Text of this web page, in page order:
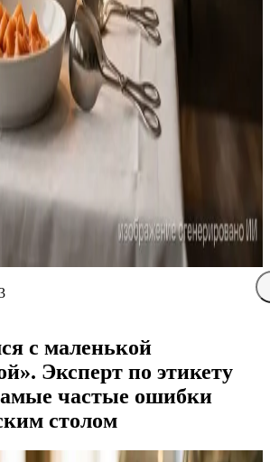
с маленькой
Эксперт по этикету
частые ошибки
столом